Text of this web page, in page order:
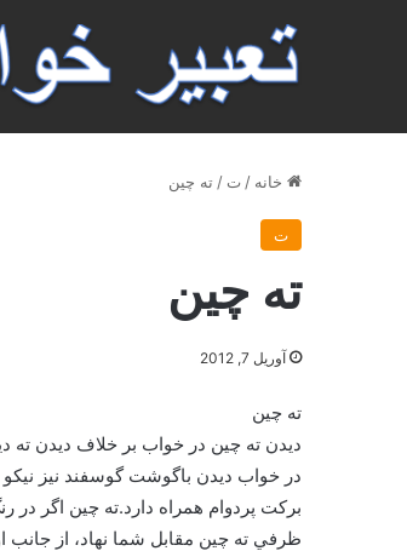
خانه / ت / ته چين
ت
ته چين
آوریل 7, 2012
ته چين
ديدن ته چين در خواب بر خلاف ديدن
در خواب ديدن باگوشت گوسفند نيز
برکت پردوام همراه دارد.ته چين اگر
ظرفي ته چين مقابل شما نهاد، از جانب